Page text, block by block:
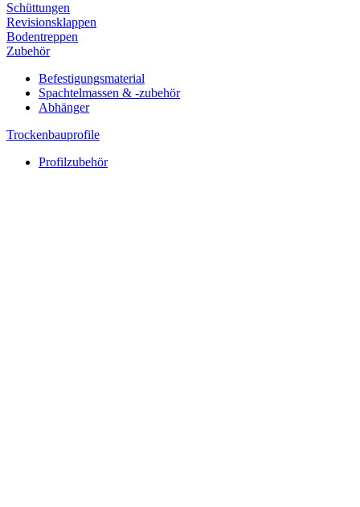
Schüttungen
Revisionsklappen
Bodentreppen
Zubehör
Befestigungsmaterial
Spachtelmassen & -zubehör
Abhänger
Trockenbauprofile
Profilzubehör